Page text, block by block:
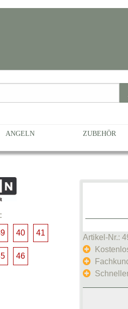
ANGELN ZUBEHÖR
40 41
46
Artikel-Nr.: